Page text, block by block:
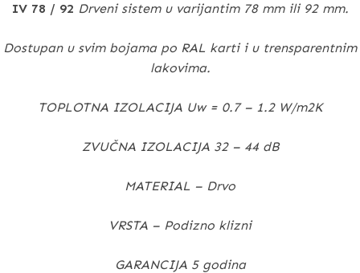
IV 78 / 92 Drveni sistem u varijantim 78 mm ili 92 mm.
Dostupan u svim bojama po RAL karti i u trensparentnim
lakovima.
TOPLOTNA IZOLACIJA Uw = 0.7 – 1.2 W/m2K
ZVUČNA IZOLACIJA 32 – 44 dB
MATERIAL – Drvo
VRSTA – Podizno klizni
GARANCIJA 5 godina